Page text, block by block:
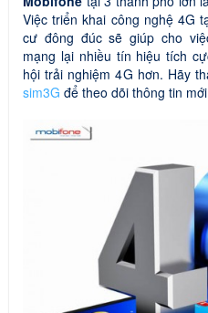
Việc triển khai công nghệ 4G
cư đông đúc sẽ giúp cho
mạng lại nhiều tín hiệu tích
hội trải nghiệm 4G hơn. Hãy
sim3G để theo dõi thông tin